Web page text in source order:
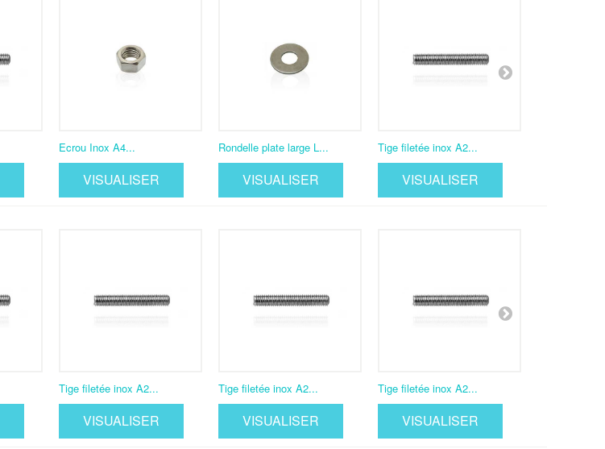
Ecrou Inox A4...
VISUALISER
Rondelle plate large L...
VISUALISER
Tige filetée inox A2...
VISUALISER
Tige filetée inox A2...
VISUALISER
Tige filetée inox A2...
VISUALISER
Tige filetée inox A2...
VISUALISER